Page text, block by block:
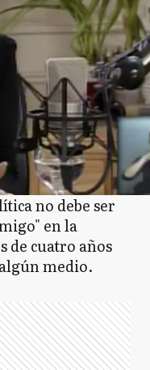
no debe ser
en la
de cuatro años
medio.